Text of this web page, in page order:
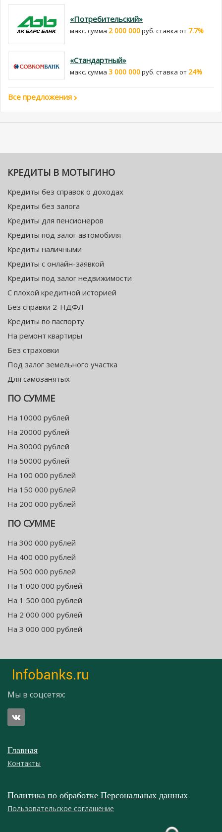
«Потребительский»
макс. сумма 2 000 000руб. cтавка от 7.7%
«Стандартный»
макс. сумма 3 000 000руб. cтавка от 24%
Все предложения
КРЕДИТЫ В МОТЫГИНО
Кредиты без справок о доходах
Кредиты без залога
Кредиты для пенсионеров
Кредиты под залог автомобиля
Кредиты наличными
Кредиты с онлайн-заявкой
Кредиты под залог недвижимости
С плохой кредитной историей
Без справки 2-НДФЛ
Кредиты по паспорту
На ремонт квартиры
Без страховки
Под залог земельного участка
Для самозанятых
ПО СУММЕ
На 10000 рублей
На 20000 рублей
На 30000 рублей
На 50000 рублей
На 100 000 рублей
На 150 000 рублей
На 200 000 рублей
ПО СУММЕ
На 300 000 рублей
На 400 000 рублей
На 500 000 рублей
На 1 000 000 рублей
На 1 500 000 рублей
На 2 000 000 рублей
На 3 000 000 рублей
Мы в соцсетях:
Главная
Контакты
Политика по обработке Персональных данных
Пользовательское соглашение